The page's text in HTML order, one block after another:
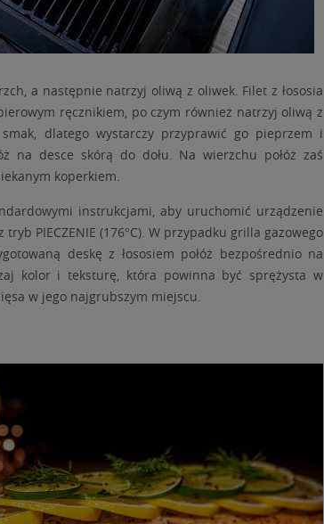
a następnie natrzyj oliwą z oliwek. Filet z łososia
ręcznikiem, po czym również natrzyj oliwą z
dlatego wystarczy przyprawić go pieprzem i
na desce skórą do dołu. Na wierzchu połóż zaś
koperkiem.
instrukcjami, aby uruchomić urządzenie
PIECZENIE (176°C). W przypadku grilla gazowego
deskę z łososiem połóż bezpośrednio na
kolor i teksturę, która powinna być sprężysta w
w jego najgrubszym miejscu.